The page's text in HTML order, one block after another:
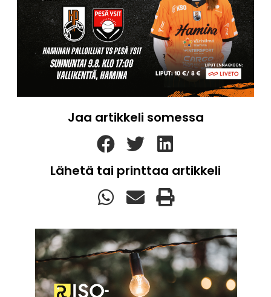
Jaa artikkeli somessa
Lähetä tai printtaa artikkeli